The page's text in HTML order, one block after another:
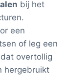
bij het
een
of leg een
overtollig
hergebruikt